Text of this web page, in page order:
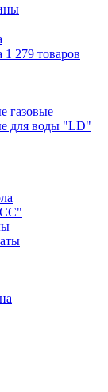
1 279 товаров
газовые
для воды "LD"